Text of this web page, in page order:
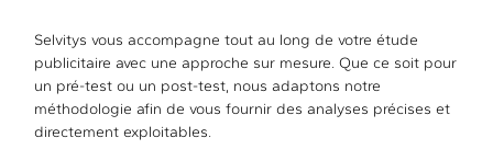
Selvitys vous accompagne tout au long de votre étude
publicitaire avec une approche sur mesure. Que ce soit pour
un pré-test ou un post-test, nous adaptons notre
méthodologie afin de vous fournir des analyses précises et
directement exploitables.